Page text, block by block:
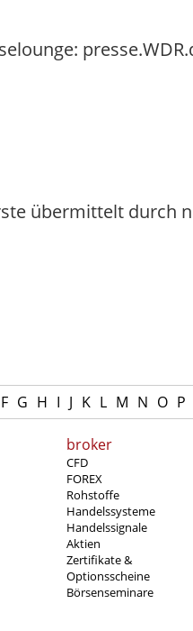
übermittelt durch
F G H I J K L M N O P
broker
CFD
FOREX
Rohstoffe
Handelssysteme
Handelssignale
Aktien
Zertifikate &
Optionsscheine
Börsenseminare